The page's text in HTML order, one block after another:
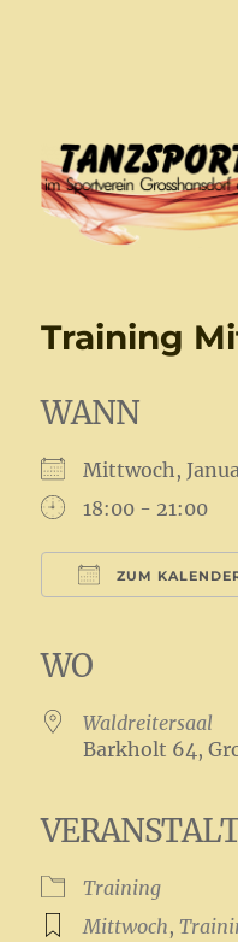
Training
WANN
Mittwoch,
18:00 - 21:00
ZUM
WO
Waldreitersaal
Barkholt 64,
Training
Mittwoch,